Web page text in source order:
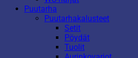
Puutarha
Puutarhakalusteet
Setit
Pöydät
Tuolit